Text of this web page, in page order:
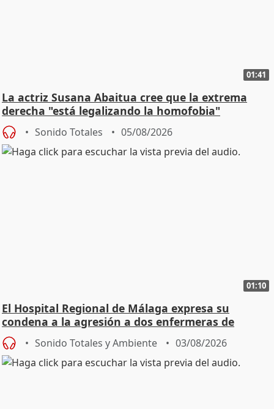
01:41
La actriz Susana Abaitua cree que la extrema
derecha "está legalizando la homofobia"
Sonido Totales 05/08/2026
01:10
El Hospital Regional de Málaga expresa su
condena a la agresión a dos enfermeras de
Urgencias
Sonido Totales y Ambiente 03/08/2026